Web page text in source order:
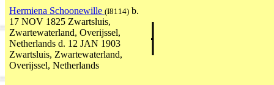
Hermiena Schoonewille (I8114) b.
17 NOV 1825 Zwartsluis,
Zwartewaterland, Overijssel,
Netherlands d. 12 JAN 1903
Zwartsluis, Zwartewaterland,
Overijssel, Netherlands